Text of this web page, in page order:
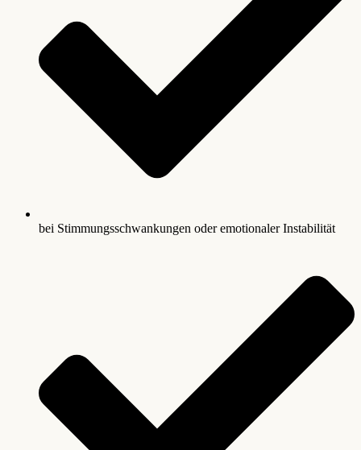
bei Stimmungsschwankungen oder emotionaler Instabilität